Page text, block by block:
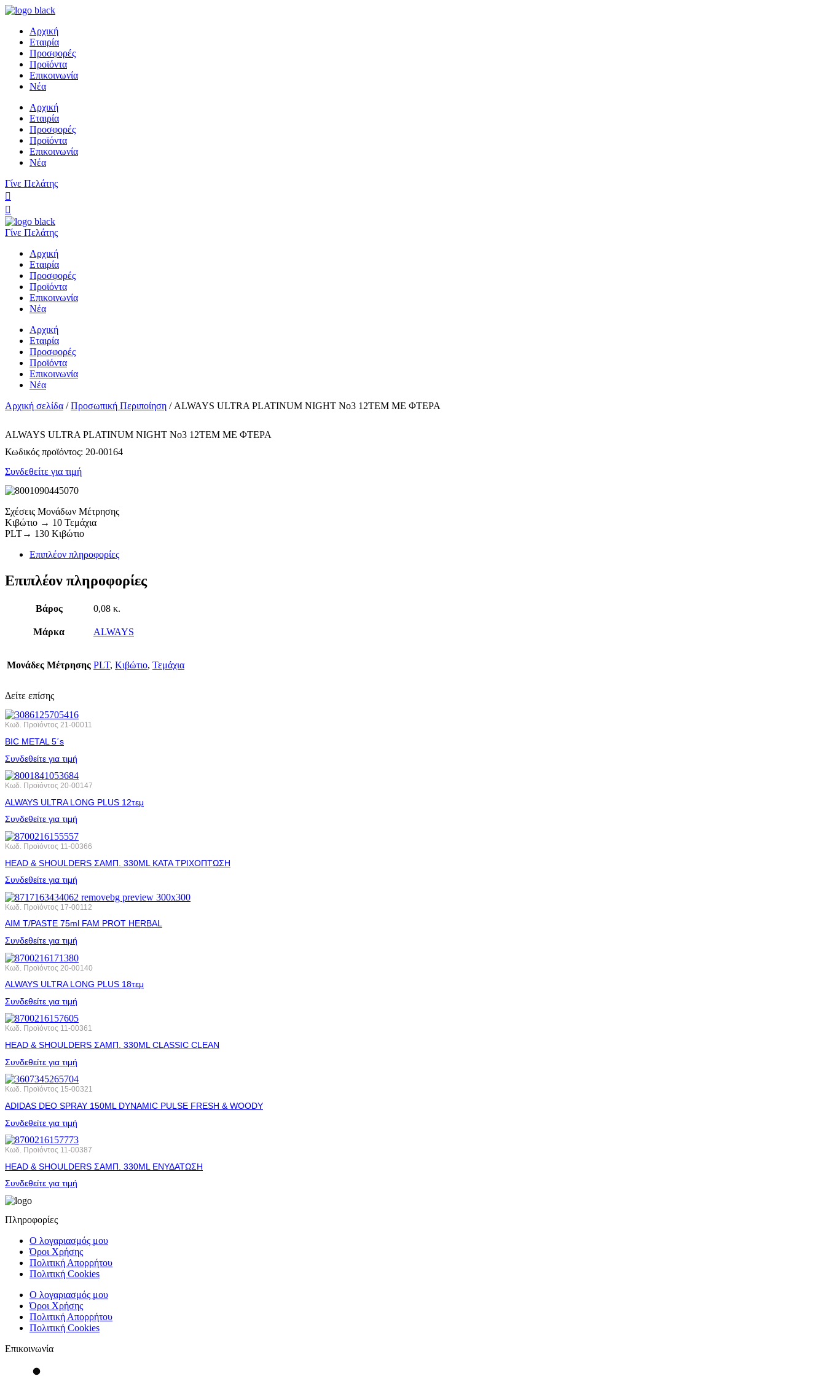
Αρχική
Εταιρία
Προσφορές
Προϊόντα
Επικοινωνία
Νέα
Αρχική
Εταιρία
Προσφορές
Προϊόντα
Επικοινωνία
Νέα
Γίνε Πελάτης
Γίνε Πελάτης
Αρχική
Εταιρία
Προσφορές
Προϊόντα
Επικοινωνία
Νέα
Αρχική
Εταιρία
Προσφορές
Προϊόντα
Επικοινωνία
Νέα
Αρχική σελίδα /Προσωπική Περιποίηση / ALWAYS ULTRA PLATINUM NIGHT No3 12TEM ΜΕ ΦΤΕΡΑ
ALWAYS ULTRA PLATINUM NIGHT No3 12TEM ΜΕ ΦΤΕΡΑ
Κωδικός προϊόντος: 20-00164
Συνδεθείτε για τιμή
Σχέσεις Μονάδων Μέτρησης
Κιβώτιο → 10 Τεμάχια
PLT→ 130 Κιβώτιο
Επιπλέον πληροφορίες
Επιπλέον πληροφορίες
Βάρος 0,08 κ.
Μάρκα ALWAYS
Μονάδες Μέτρησης PLT, Κιβώτιο, Τεμάχια
Δείτε επίσης
Κωδ. Προϊόντος 21-00011
BIC METAL 5΄s
Συνδεθείτε για τιμή
Κωδ. Προϊόντος 20-00147
ALWAYS ULTRA LONG PLUS 12τεμ
Συνδεθείτε για τιμή
Κωδ. Προϊόντος 11-00366
HEAD & SHOULDERS ΣΑΜΠ. 330ML ΚΑΤΑ ΤΡΙΧΟΠΤΩΣΗ
Συνδεθείτε για τιμή
Κωδ. Προϊόντος 17-00112
AIM T/PASTE 75ml FAM PROT HERBAL
Συνδεθείτε για τιμή
Κωδ. Προϊόντος 20-00140
ALWAYS ULTRA LONG PLUS 18τεμ
Συνδεθείτε για τιμή
Κωδ. Προϊόντος 11-00361
HEAD & SHOULDERS ΣΑΜΠ. 330ML CLASSIC CLEAN
Συνδεθείτε για τιμή
Κωδ. Προϊόντος 15-00321
ADIDAS DEO SPRAY 150ML DYNAMIC PULSE FRESH & WOODY
Συνδεθείτε για τιμή
Κωδ. Προϊόντος 11-00387
HEAD & SHOULDERS ΣΑΜΠ. 330ML ΕΝΥΔΑΤΩΣΗ
Συνδεθείτε για τιμή
Πληροφορίες
Ο λογαριασμός μου
Όροι Χρήσης
Πολιτική Απορρήτου
Πολιτική Cookies
Ο λογαριασμός μου
Όροι Χρήσης
Πολιτική Απορρήτου
Πολιτική Cookies
Επικοινωνία